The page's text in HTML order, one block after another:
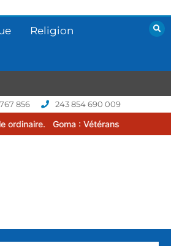
Religion
856 243 854 690 009
: Vétérans Cup 2026 -2027, une